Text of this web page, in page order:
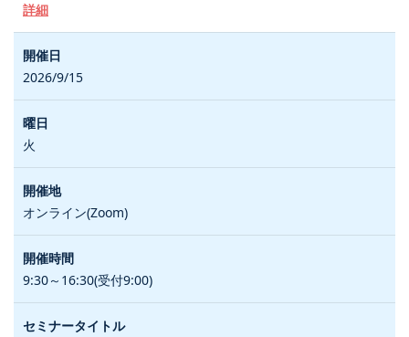
詳細
2026/9/15
火
オンライン(Zoom)
9:30～16:30(受付9:00)